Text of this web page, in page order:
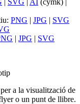
PNG | JPG | SVG
| JPG | SVG
a la visualització de
o un punt de llibre.